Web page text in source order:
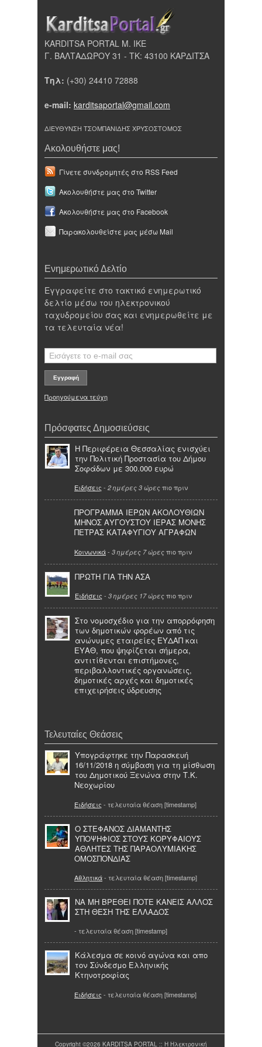
KARDITSA PORTAL Μ. ΙΚΕ
Γ. ΒΑΛΤΑΔΩΡΟΥ 31 - ΤΚ: 43100 ΚΑΡΔΙΤΣΑ
Τηλ: (+30) 24410 72888
e-mail: karditsaportal@gmail.com
ΔΙΕΥΘΥΝΣΗ ΤΣΟΜΠΑΝΙΔΗΣ ΧΡΥΣΟΣΤΟΜΟΣ
Ακολουθήστε μας!
Γίνετε συνδρομητές στο RSS Feed
Ακολουθήστε μας στο Twitter
Ακολουθήστε μας στο Facebook
Παρακολουθείστε μας μέσω Mail
Ενημερωτικό Δελτίο
Εγγραφείτε στο τακτικό ενημερωτικό
δελτίο μέσω του ηλεκτρονικού
ταχυδρομείου σας και ενημερωθείτε με
τα τελευταία νέα!
Προηγούμενα τεύχη
Πρόσφατες Δημοσιεύσεις
Η Περιφέρεια Θεσσαλίας ενισχύει
την Πολιτική Προστασία του Δήμου
Σοφάδων με 300.000 ευρώ
Ειδήσεις - 2 ημέρες 3 ώρες πιο πριν
ΠΡΟΓΡΑΜΜΑ ΙΕΡΩΝ ΑΚΟΛΟΥΘΙΩΝ
ΜΗΝΟΣ ΑΥΓΟΥΣΤΟΥ ΙΕΡΑΣ ΜΟΝΗΣ
ΠΕΤΡΑΣ ΚΑΤΑΦΥΓΙΟΥ ΑΓΡΑΦΩΝ
Κοινωνικά- 3 ημέρες 7 ώρες πιο πριν
ΠΡΩΤΗ ΓΙΑ ΤΗΝ ΑΣΑ
Ειδήσεις - 3 ημέρες 17 ώρες πιο πριν
Στο νομοσχέδιο για την απορρόφηση
των δημοτικών φορέων από τις
ανώνυμες εταιρείες ΕΥΔΑΠ και
ΕΥΑΘ, που ψηφίζεται σήμερα,
αντιτίθενται επιστήμονες,
περιβαλλοντικές οργανώσεις,
δημοτικές αρχές και δημοτικές
επιχειρήσεις ύδρευσης
Τελευταίες Θεάσεις
Υπογράφτηκε την Παρασκευή
16/11/2018 η σύμβαση για τη μίσθωση
του Δημοτικού Ξενώνα στην Τ.Κ.
Νεοχωρίου
Ειδήσεις - τελευταία θέαση [timestamp]
Ο ΣΤΕΦΑΝΟΣ ΔΙΑΜΑΝΤΗΣ
ΥΠΟΨΗΦΙΟΣ ΣΤΟΥΣ ΚΟΡΥΦΑΙΟΥΣ
ΑΘΛΗΤΕΣ ΤΗΣ ΠΑΡΑΟΛΥΜΙΑΚΗΣ
ΟΜΟΣΠΟΝΔΙΑΣ
Αθλητικά- τελευταία θέαση [timestamp]
ΝΑ ΜΗ ΒΡΕΘΕΙ ΠΟΤΕ ΚΑΝΕΙΣ ΑΛΛΟΣ
ΣΤΗ ΘΕΣΗ ΤΗΣ ΕΛΛΑΔΟΣ
- τελευταία θέαση [timestamp]
Κάλεσμα σε κοινό αγώνα και απο
τον Σύνδεσμο Ελληνικής
Κτηνοτροφίας
Ειδήσεις - τελευταία θέαση [timestamp]
Copyright ©2026 KARDITSA PORTAL :: Η Ηλεκτρονική